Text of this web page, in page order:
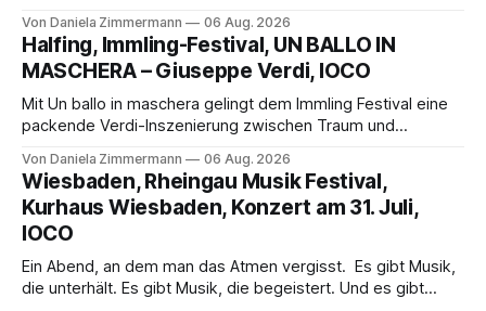
Aufführung mit starken Solisten und den Wiener
Philharmonikern, szenisch bleibt der zweite Akt jedoch
hinter den Erwartungen zurück.
Von Daniela Zimmermann 06 Aug. 2026
Halfing, Immling-Festival, UN BALLO IN
MASCHERA – Giuseppe Verdi, IOCO
Mit Un ballo in maschera gelingt dem Immling Festival eine
packende Verdi-Inszenierung zwischen Traum und
psychologische Tiefe mit starken Bildern, getragen von
einem spielfreudigen Ensemble und einer musikalisch
überzeugenden Gesamtleistung.
Von Daniela Zimmermann 06 Aug. 2026
Wiesbaden, Rheingau Musik Festival,
Kurhaus Wiesbaden, Konzert am 31. Juli,
IOCO
Ein Abend, an dem man das Atmen vergisst. Es gibt Musik,
die unterhält. Es gibt Musik, die begeistert. Und es gibt